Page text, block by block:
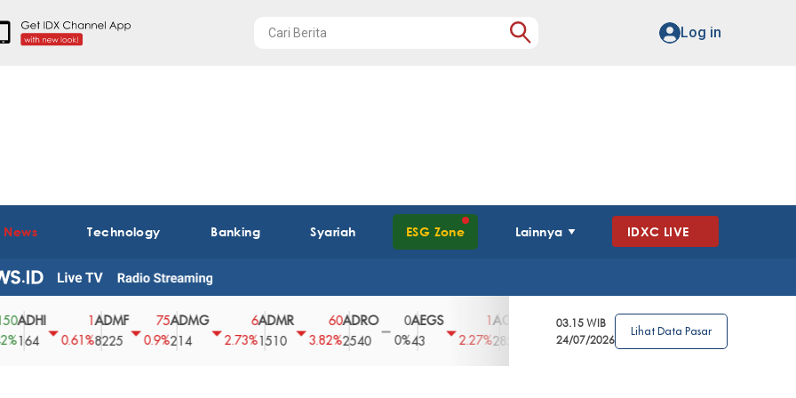
Log in
Technology Banking Syariah ESG Zone Lainnya IDXC LIVE
0.61%
ADMF
8225
75
0.9%
ADMG
214
2.73%
ADMR
1510
3.82%
ADRO
2540
0
0%
AEGS
2.27%2850
3.39%
AGRO
148
4
2.63%
0%
03.15 WIB
24/07/2026
Lihat Data Pasar